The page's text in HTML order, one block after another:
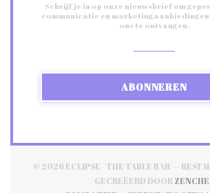
Schrijf je in op onze nieuwsbrief om
communicatie en marketingaanbiedingen
ons te ontvangen.
ABONNEREN
© 2026 ECLIPSE - THE TABLE BAR —
GECREËERD DOOR